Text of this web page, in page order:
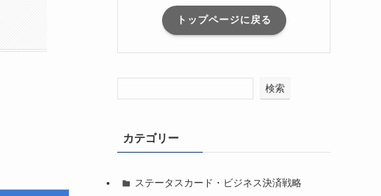
トップページに戻る
検索
カテゴリー
ステータスカード・ビジネス決済戦略